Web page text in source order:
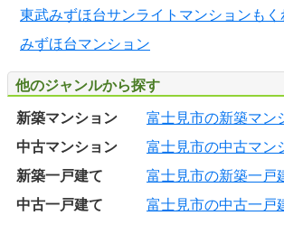
東武みずほ台サンライトマンションもく
みずほ台マンション
他のジャンルから探す
新築マンション 富士見市の新築マン
中古マンション
富士見市の中古マン
新築一戸建て
富士見市の新築一戸
中古一戸建て
富士見市の中古一戸